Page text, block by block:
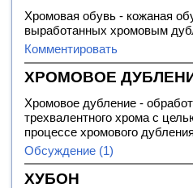
Хромовая обувь - кожаная
выработанных хромовым
Комментировать
ХРОМОВОЕ
Хромовое дубление -
трехвалентного хрома с
процессе хромового
Обсуждение (1)
ХУБОН